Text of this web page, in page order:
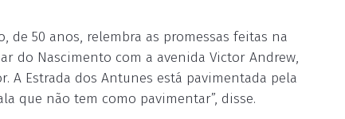
de 50 anos, relembra as promessas feitas na
do Nascimento com a avenida Victor Andrew,
A Estrada dos Antunes está pavimentada pela
que não tem como pavimentar”, disse.